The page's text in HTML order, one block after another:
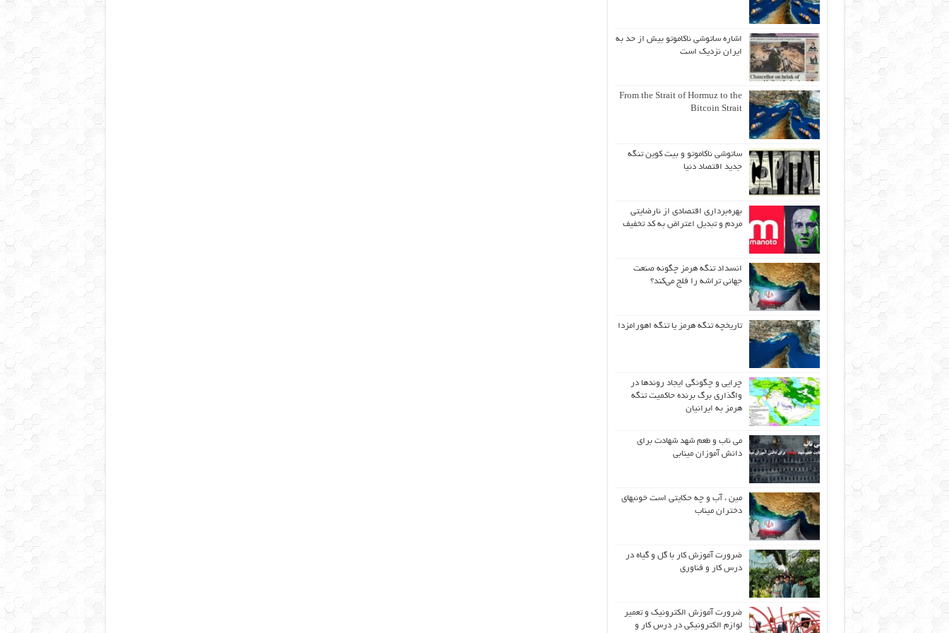
اشاره ساتوشی ناکاموتو بیش از حد به
ایران نزدیک است
From the Strait of Hormuz to the
Bitcoin Strait
ساتوشی ناکاموتو و بیت کوین تنگه
جدید اقتصاد دنیا
بهره‌برداری اقتصادی از نارضایتی
مردم و تبدیل اعتراض به کد تخفیف
انسداد تنگه هرمز چگونه صنعت
جهانی تراشه را فلج می‌کند؟
تاریخچه تنگه هرمز یا تنگه اهورامزدا
چرایی و چگونگی ایجاد روندها در
واگذاری برگ برنده حاکمیت تنگه
هرمز به ایرانیان
می ناب و طعم شهد شهادت برای
دانش آموزان مینابی
مین ، آب و چه حکایتی است خونبهای
دختران میناب
ضرورت آموزش کار با گل و گیاه در
درس کار و فناوری
ضرورت آموزش الکترونیک و تعمیر
لوازم الکترونیکی در درس کار و